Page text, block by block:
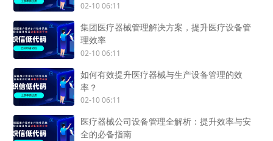
02-10 06:11
集团医疗器械管理解决方案，提升医疗设备管
理效率
02-10 06:11
如何有效提升医疗器械与生产设备管理的效
率？
02-10 06:11
医疗器械公司设备管理全解析：提升效率与安
全的必备指南